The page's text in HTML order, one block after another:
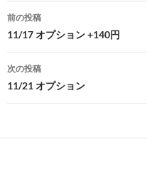
投
稿
ナ
ビ
ー
前の投稿
11/17 オプション +140円
次の投稿
11/21 オプション